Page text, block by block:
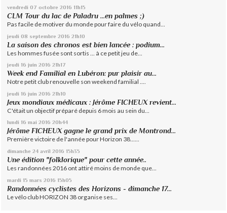
vendredi 07 octobre 2016 11h15
CLM Tour du lac de Paladru ...en palmes ;)
Pas facile de motiver du monde pour faire du vélo quand...
jeudi 08 septembre 2016 21h10
La saison des chronos est bien lancée : podium...
Les hommes fusée sont sortis ... à ce petit jeu de...
jeudi 16 juin 2016 21h17
Week end Familial en Lubéron: pur plaisir au...
Notre petit club renouvelle son weekend familial ....
jeudi 16 juin 2016 21h10
Jeux mondiaux médicaux : Jérôme FICHEUX revient...
C'était un objectif préparé depuis 6 mois au sein du...
lundi 16 mai 2016 20h44
Jérôme FICHEUX gagne le grand prix de Montrond...
Première victoire de l'année pour Horizon 38......
dimanche 24 avril 2016 15h35
Une édition "folklorique" pour cette année..
Les randonnées 2016 ont attiré moins de monde que...
mardi 15 mars 2016 15h05
Randonnées cyclistes des Horizons - dimanche 17...
Le vélo club HORIZON 38 organise ses...